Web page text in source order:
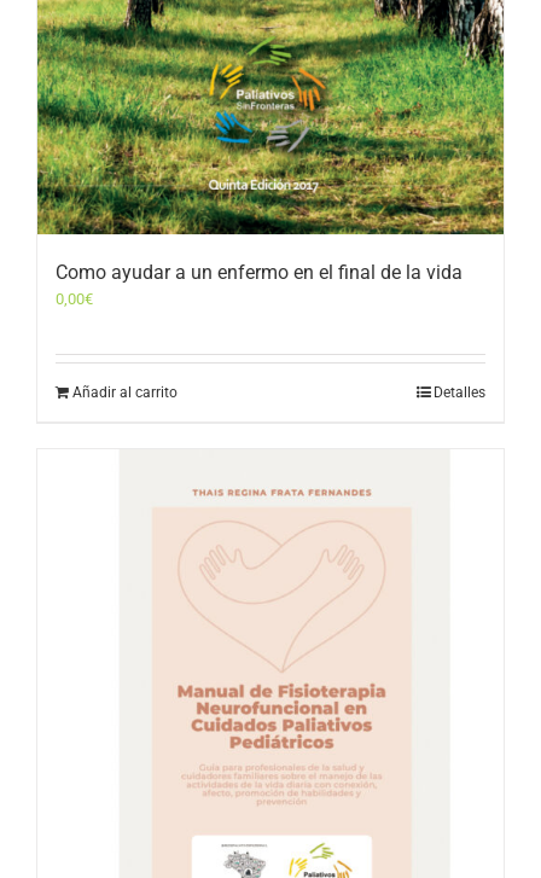
Como ayudar a un enfermo en el final de la vida
0,00€
Añadir al carrito Detalles